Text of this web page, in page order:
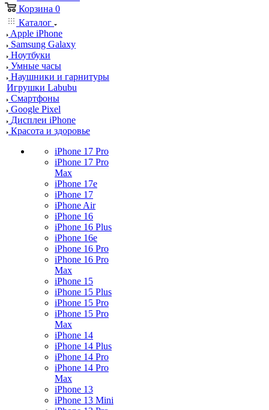
Корзина 0
Каталог
Apple iPhone
Samsung Galaxy
Ноутбуки
Умные часы
Наушники и гарнитуры
Игрушки Labubu
Смартфоны
Google Pixel
Дисплеи iPhone
Красота и здоровье
iPhone 17 Pro
iPhone 17 Pro
Max
iPhone 17e
iPhone 17
iPhone Air
iPhone 16
iPhone 16 Plus
iPhone 16e
iPhone 16 Pro
iPhone 16 Pro
Max
iPhone 15
iPhone 15 Plus
iPhone 15 Pro
iPhone 15 Pro
Max
iPhone 14
iPhone 14 Plus
iPhone 14 Pro
iPhone 14 Pro
Max
iPhone 13
iPhone 13 Mini